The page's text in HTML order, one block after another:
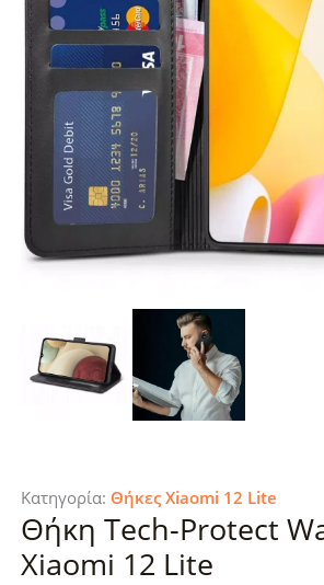
Κατηγορία: Θήκες Xiaomi 12 Lite
Θήκη Tech-Protect
Xiaomi 12 Lite